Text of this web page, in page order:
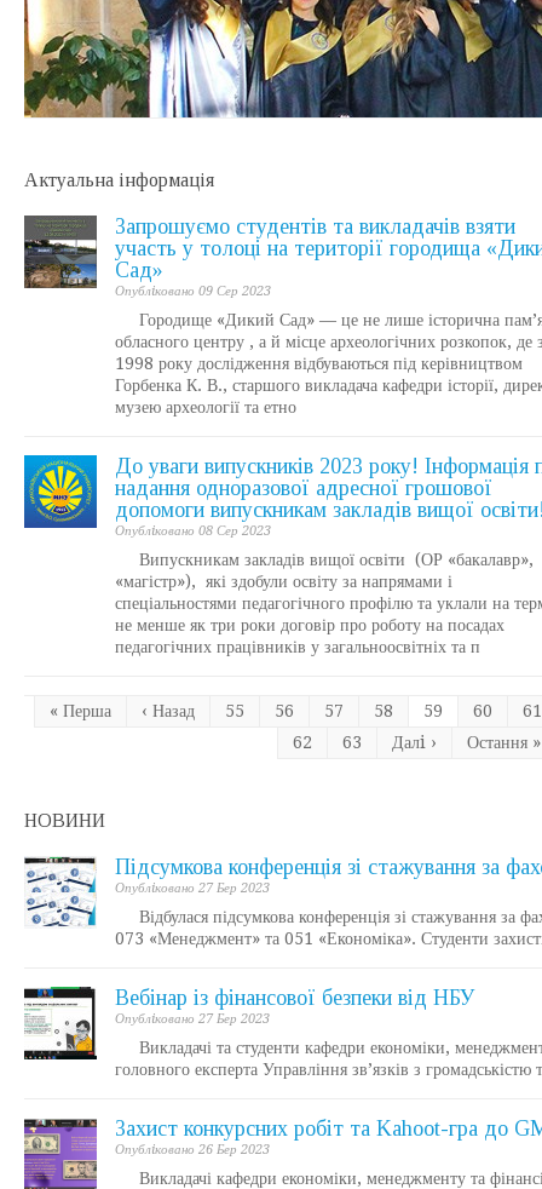
Актуальна інформація
Запрошуємо студентів та викладачів взяти
участь у толоці на території городища
Сад»
Опублiковано 09 Сер 2023
Городище «Дикий Сад» — це не лише історична
обласного центру , а й місце археологічних розкопок, де
1998 року дослідження відбуваються під керівництвом
Горбенка К. В., старшого викладача кафедри історії,
музею археології та етно
До уваги випускників 2023 року! Інформація
надання одноразової адресної грошової
допомоги випускникам закладів вищої
Опублiковано 08 Сер 2023
Випускникам закладів вищої освіти (ОР «бакалавр»,
«магістр»), які здобули освіту за напрямами і
спеціальностями педагогічного профілю та уклали на
не менше як три роки договір про роботу на посадах
педагогічних працівників у загальноосвітніх та п
« Перша ‹ Назад 55 56 57 58 59 60
61
62
63 Далi › Остання »
НОВИНИ
Підсумкова конференція зі стажування за
Опублiковано 27 Бер 2023
Відбулася підсумкова конференція зі стажування за
073 «Менеджмент» та 051 «Економіка». Студенти
Вебінар із фінансової безпеки від НБУ
Опублiковано 27 Бер 2023
Викладачі та студенти кафедри економіки,
головного експерта Управління зв’язків з
Захист конкурсних робіт та Kahoot-гра до
Опублiковано 26 Бер 2023
Викладачі кафедри економіки, менеджменту та